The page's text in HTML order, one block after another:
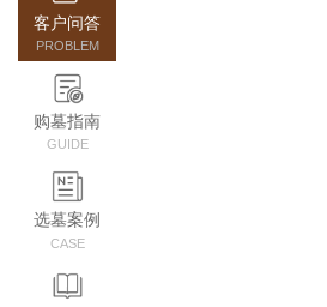
客户问答
PROBLEM
购墓指南
GUIDE
选墓案例
CASE